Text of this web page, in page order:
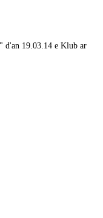
d'an 19.03.14 e Klub ar